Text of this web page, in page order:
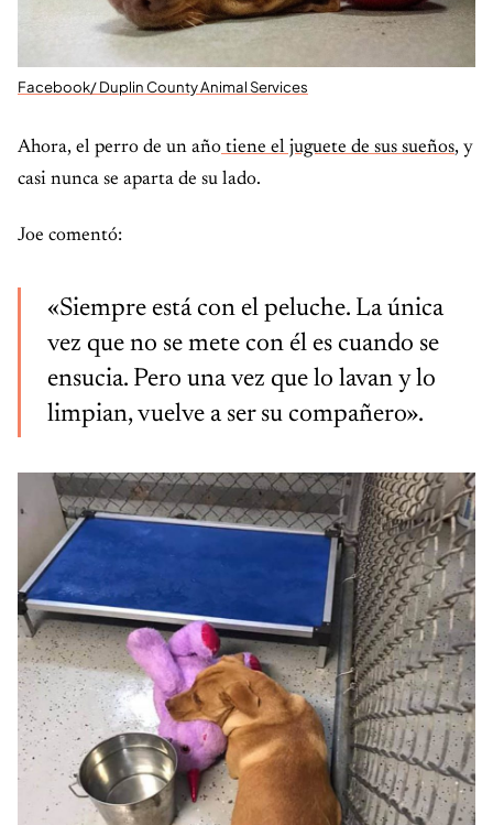
Facebook/ Duplin County Animal Services
Ahora, el perro de un año tiene el juguete de sus sueños, y
casi nunca se aparta de su lado.
Joe comentó:
«Siempre está con el peluche. La única
vez que no se mete con él es cuando se
ensucia. Pero una vez que lo lavan y lo
limpian, vuelve a ser su compañero».